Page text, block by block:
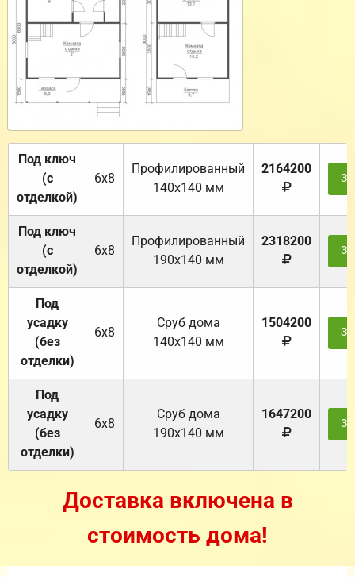
Под ключ
(с
отделкой)
6х8
Профилированный
140х140 мм
2164200
Под ключ
(с
отделкой)
6х8
Профилированный
190х140 мм
2318200
Под
усадку
(без
отделки)
6х8
Cруб дома
140х140 мм
1504200
Под
усадку
(без
отделки)
6х8
Cруб дома
190х140 мм
1647200
Доставка включена в
стоимость дома!